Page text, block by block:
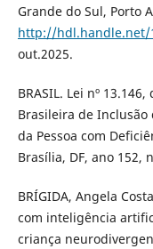
Grande do Sul, Porto
http://hdl.handle.net/
out.2025.
BRASIL. Lei nº
Brasileira de Inclusão
da Pessoa com
Brasília, DF, ano 152,
BRÍGIDA, Angela
com inteligência
criança